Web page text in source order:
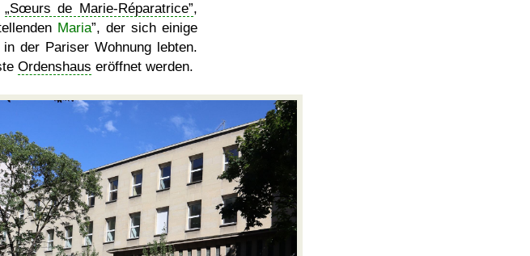
Sœurs de Marie-Réparatrice ,
Maria , der sich einige
der Pariser Wohnung lebten.
Ordenshaus eröffnet werden.